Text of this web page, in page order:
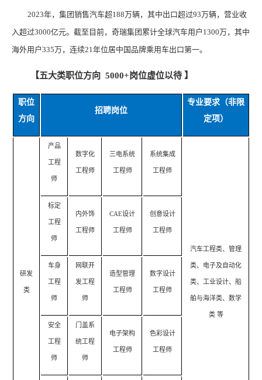
2023年，集团销售汽车超188万辆，其中出口超过93万辆，营业收
入超过3000亿元。截至目前，奇瑞集团累计全球汽车用户1300万，其中
海外用户335万，连续21年位居中国品牌乘用车出口第一。
【五大类职位方向 5000+岗位虚位以待 】
职位
方向
招聘岗位
专业要求（非限
定项）
研发
类
产品
工程
师
数字化
工程师
三电系统
工程师
系统集成
工程师
汽车工程类、管理
类、电子及自动化
类、工业设计、船
舶与海洋类、数学
类 等
标定
工程
师
内外饰
工程师
CAE设计
工程师
创意设计
工程师
车身
工程
师
网联开
发工程
师
造型管理
工程师
数字设计
工程师
安全
工程
师
门盖系
统工程
师
电子架构
工程师
色彩设计
工程师